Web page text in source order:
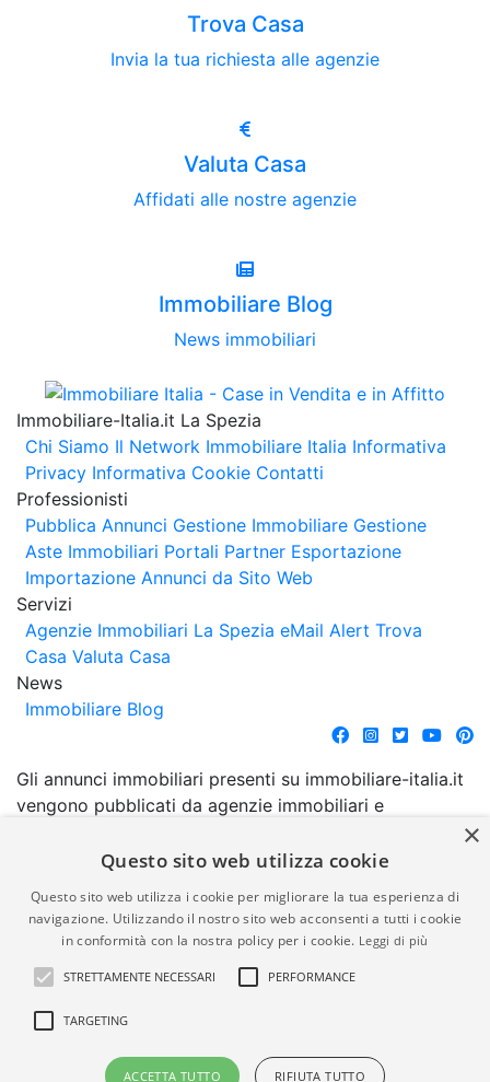
Trova Casa
Invia la tua richiesta alle agenzie
Valuta Casa
Affidati alle nostre agenzie
Immobiliare Blog
News immobiliari
Immobiliare-Italia.it La Spezia
Chi Siamo Il Network Immobiliare Italia Informativa
Privacy Informativa Cookie Contatti
Professionisti
Pubblica Annunci Gestione Immobiliare Gestione
Aste Immobiliari Portali Partner Esportazione
Importazione Annunci da Sito Web
Servizi
Agenzie Immobiliari La Spezia eMail Alert Trova
Casa Valuta Casa
News
Immobiliare Blog
Gli annunci immobiliari presenti su immobiliare-italia.it
vengono pubblicati da agenzie immobiliari e
comporta l'approvazione o l'avallo da parte di
garanzia da parte di quest'ultima. immobiliare-italia.it
quindi non è responsabile della veridicità, della
correttezza, della completezza, della normativa in
materia di privacy e/o di alcun altro aspetto dei
suddetti annunci.
© Copyright 2007 - 2026
Powered by
×
Questo sito web utilizza cookie
Questo sito web utilizza i cookie per migliorare la tua esperienza di
navigazione. Utilizzando il nostro sito web acconsenti a tutti i cookie
in conformità con la nostra policy per i cookie. Leggi di più
STRETTAMENTE NECESSARI PERFORMANCE
TARGETING
ACCETTA TUTTO RIFIUTA TUTTO